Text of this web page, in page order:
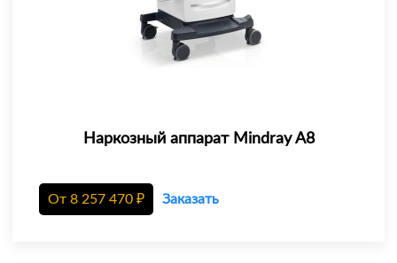
Наркозный аппарат Mindray A8
От 8 257 470 ₽ Заказать